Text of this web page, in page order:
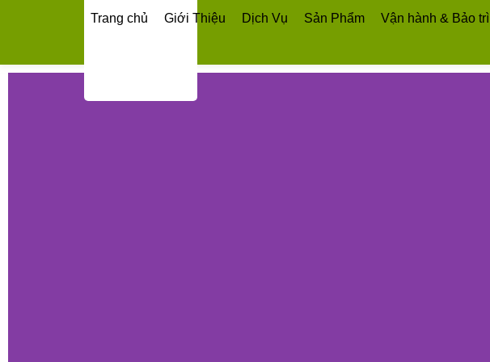
Trang chủ Giới Thiệu Dịch Vụ Sản Phẩm Vận hành & Bảo trì